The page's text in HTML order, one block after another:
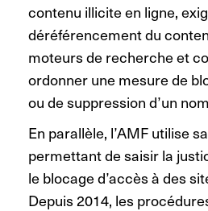
contenu illicite en ligne,
déréférencement du
moteurs de recherche et
ordonner une mesure de
ou de suppression d’un
En parallèle, l’AMF utilise
permettant de saisir la
le blocage d’accès à des
Depuis 2014, les